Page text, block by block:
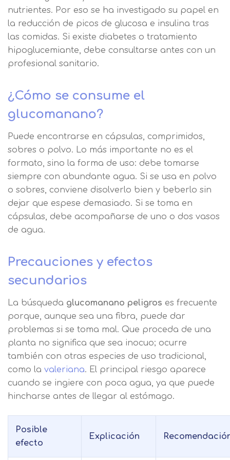
nutrientes. Por eso se ha investigado su papel en
la reducción de picos de glucosa e insulina tras
las comidas. Si existe diabetes o tratamiento
hipoglucemiante, debe consultarse antes con un
profesional sanitario.
¿Cómo se consume el
glucomanano?
Puede encontrarse en cápsulas, comprimidos,
sobres o polvo. Lo más importante no es el
formato, sino la forma de uso: debe tomarse
siempre con abundante agua. Si se usa en polvo
o sobres, conviene disolverlo bien y beberlo sin
dejar que espese demasiado. Si se toma en
cápsulas, debe acompañarse de uno o dos vasos
de agua.
Precauciones y efectos
secundarios
La búsqueda glucomanano peligros es frecuente
porque, aunque sea una fibra, puede dar
problemas si se toma mal. Que proceda de una
planta no significa que sea inocuo; ocurre
también con otras especies de uso tradicional,
como la valeriana. El principal riesgo aparece
cuando se ingiere con poca agua, ya que puede
hincharse antes de llegar al estómago.
Posible
efecto
Explicación
Solicitar
información
Mail
Solicitar
Nombre
Telefono
Email
Información básica sobre Protección
Centro de
preferencia de
privacidad
Utilizamos cookies propias y de terceros